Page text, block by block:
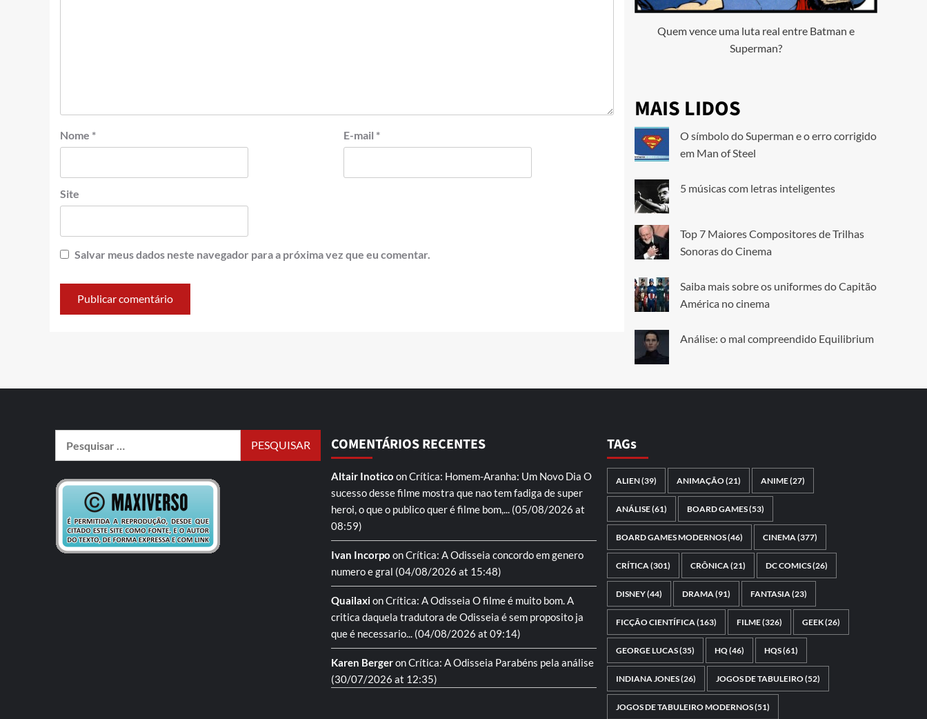
Nome * E-mail *
Site
Salvar meus dados neste navegador para a próxima vez que eu comentar.
Quem vence uma luta real entre Batman e
Superman?
MAIS LIDOS
O símbolo do Superman e o erro corrigido
em Man of Steel
5 músicas com letras inteligentes
Top 7 Maiores Compositores de Trilhas
Sonoras do Cinema
Saiba mais sobre os uniformes do Capitão
América no cinema
Análise: o mal compreendido Equilibrium
COMENTÁRIOS RECENTES
Altair Inotico onCrítica: Homem-Aranha: Um Novo Dia O
sucesso desse filme mostra que nao tem fadiga de super
heroi, o que o publico quer é filme bom,... (05/08/2026 at
08:59)
Ivan Incorpo onCrítica: A Odisseia concordo em genero
numero e gral (04/08/2026 at 15:48)
QuailaxionCrítica: A Odisseia O filme é muito bom. A
critica daquela tradutora de Odisseia é sem proposito ja
que é necessario... (04/08/2026 at 09:14)
Karen BergeronCrítica: A Odisseia Parabéns pela análise
(30/07/2026 at 12:35)
TAGs
ALIEN(39) ANIMAÇÃO(21) ANIME(27)
ANÁLISE(61) BOARD GAMES(53)
BOARD GAMES MODERNOS(46) CINEMA (377)
CRÍTICA (301) CRÔNICA (21) DC COMICS(26)
DISNEY(44) DRAMA (91) FANTASIA (23)
FICÇÃO CIENTÍFICA (163) FILME(326) GEEK(26)
GEORGE LUCAS(35) HQ(46) HQS(61)
INDIANA JONES(26) JOGOS DE TABULEIRO(52)
JOGOS DE TABULEIRO MODERNOS(51)